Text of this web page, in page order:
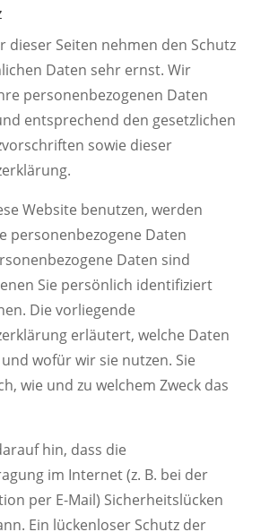
dieser Seiten nehmen den Schutz
Daten sehr ernst. Wir
personenbezogenen Daten
entsprechend den gesetzlichen
sowie dieser
Website benutzen, werden
personenbezogene Daten
Daten sind
Sie persönlich identifiziert
Die vorliegende
erläutert, welche Daten
wofür wir sie nutzen. Sie
wie und zu welchem Zweck das
hin, dass die
im Internet (z. B. bei der
per E-Mail) Sicherheitslücken
Ein lückenloser Schutz der